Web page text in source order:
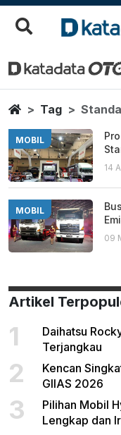
Standar
Berita
HomeTag
MOBIL
14
MOBIL
09
Artikel
1
Daihatsu
Terjangkau
2
Kencan
GIIAS 2026
3
Pilihan Mobil
Lengkap dan